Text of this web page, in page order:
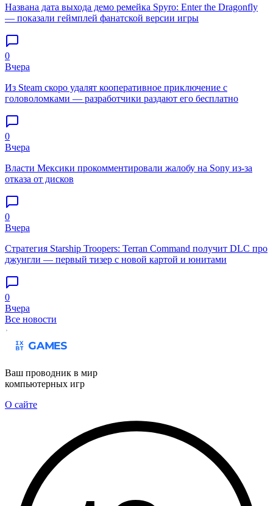
Названа дата выхода демо ремейка Spyro: Enter the Dragonfly
— показали геймплей фанатской версии игры
0
Вчера
Из Steam скоро удалят кооперативное приключение с
головоломками — разработчики раздают его бесплатно
0
Вчера
Власти Мексики прокомментировали жалобу на Sony из-за
отказа от дисков
0
Вчера
Стратегия Starship Troopers: Terran Command получит DLC про
джунгли — первый тизер с новой картой и юнитами
0
Вчера
Все новости
Ваш проводник в мир
компьютерных игр
О сайте